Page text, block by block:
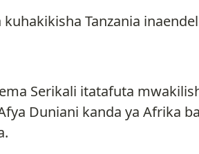
Tanzania
Serikali itatafuta
Duniani kanda ya Afrika